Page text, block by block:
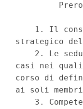
1. Il
strategico
2. Le
casi nei
corso di
ai soli
3.